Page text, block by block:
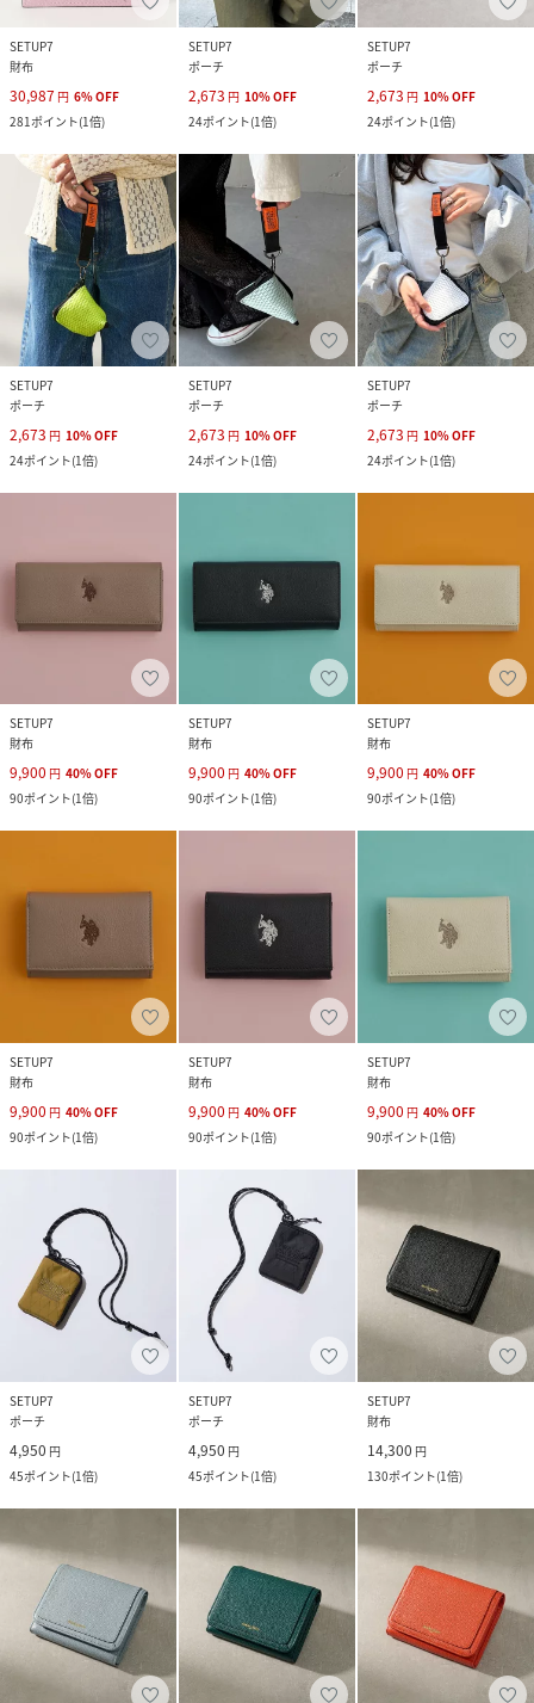
SETUP7
財布
30,987 円 6%OFF
281ポイント(1倍)
SETUP7
ポーチ
2,673 円 10%OFF
24ポイント(1倍)
SETUP7
ポーチ
2,673 円 10%OFF
24ポイント(1倍)
SETUP7
ポーチ
2,673 円 10%OFF
24ポイント(1倍)
SETUP7
ポーチ
2,673 円 10%OFF
24ポイント(1倍)
SETUP7
ポーチ
2,673 円 10%OFF
24ポイント(1倍)
SETUP7
財布
9,900 円 40%OFF
90ポイント(1倍)
SETUP7
財布
9,900 円 40%OFF
90ポイント(1倍)
SETUP7
財布
9,900 円 40%OFF
90ポイント(1倍)
SETUP7
財布
9,900 円 40%OFF
90ポイント(1倍)
SETUP7
財布
9,900 円 40%OFF
90ポイント(1倍)
SETUP7
財布
9,900 円 40%OFF
90ポイント(1倍)
SETUP7
ポーチ
4,950 円
45ポイント(1倍)
SETUP7
ポーチ
4,950 円
45ポイント(1倍)
SETUP7
財布
14,300 円
130ポイント(1倍)